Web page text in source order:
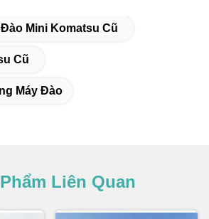
Đào Mini Komatsu Cũ
Cũ
Máy Đào
Liên Quan